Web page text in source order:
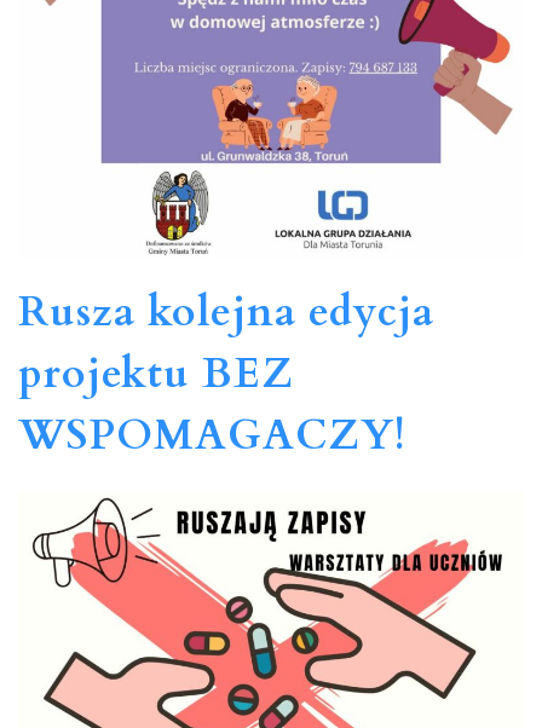
Rusza kolejna edycja
projektu BEZ
WSPOMAGACZY!